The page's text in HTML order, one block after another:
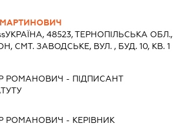
УКРАЇНА, 48523, ТЕРНОПIЛЬСЬКА ОБЛ.,
СМТ. ЗАВОДСЬКЕ, ВУЛ. , БУД. 10, КВ. 1
РОМАНОВИЧ - ПІДПИСАНТ
РОМАНОВИЧ - КЕРІВНИК